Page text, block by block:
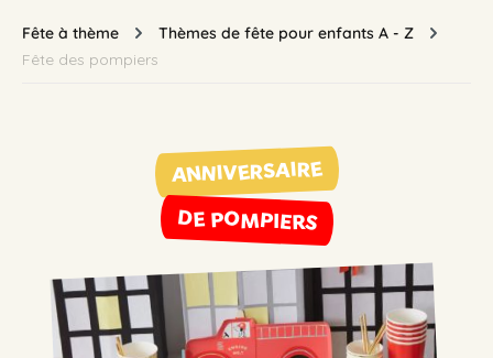
Fête à thème
Thèmes de fête pour enfants A - Z
Fête des pompiers
ANNIVERSAIRE
DE POMPIERS